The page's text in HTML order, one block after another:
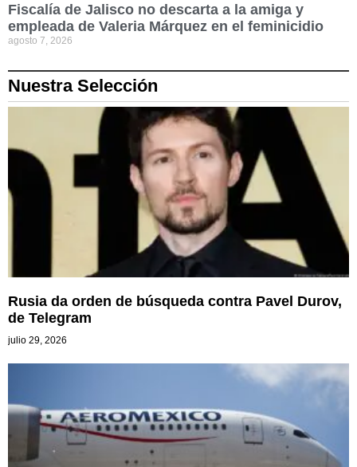
Fiscalía de Jalisco no descarta a la amiga y
empleada de Valeria Márquez en el feminicidio
agosto 7, 2026
Nuestra Selección
Rusia da orden de búsqueda contra Pavel Durov,
de Telegram
julio 29, 2026